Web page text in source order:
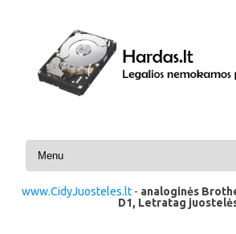
Pereiti prie turinio
www.CidyJuosteles.lt- analoginės
D1, Letratag